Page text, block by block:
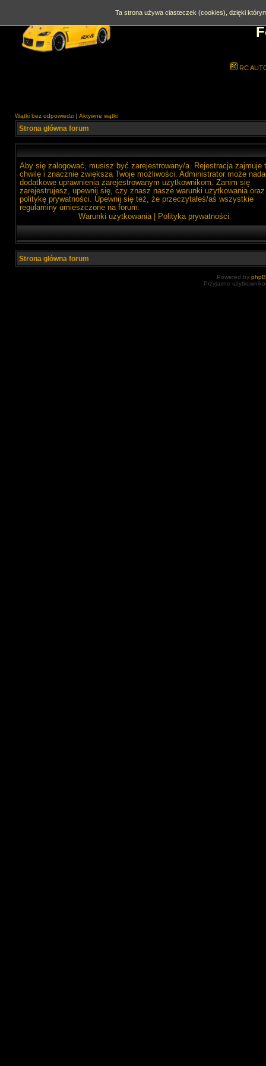
RC
Wątki bez odpowiedzi | Aktywne wątki
Strona główna forum
Aby się zalogować, musisz być zarejestrowany/a. Rejestracja zajmuje
chwilę i znacznie zwiększa Twoje możliwości. Administrator może
dodatkowe uprawnienia zarejestrowanym użytkownikom. Zanim się
zarejestrujesz, upewnij się, czy znasz nasze warunki użytkowania oraz
politykę prywatności. Upewnij się też, że przeczytałeś/aś wszystkie
regulaminy umieszczone na forum.
Warunki użytkowania| Polityka prywatności
Strona główna forum
Powered by
Przyjazne
Ta strona używa ciasteczek (cookies), dzięki